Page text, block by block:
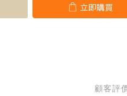
立即購買
顧客評